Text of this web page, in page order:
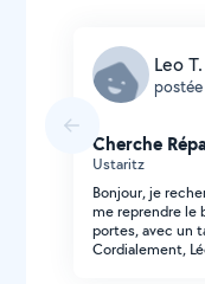
Leo T.
postée
Cherche
Ustaritz
Bonjour, je
me reprendre le
portes, avec un
Cordialement,